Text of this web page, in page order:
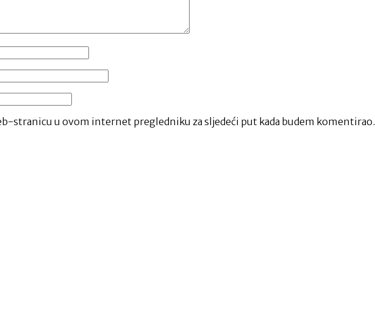
stranicu u ovom internet pregledniku za sljedeći put kada budem komentirao.